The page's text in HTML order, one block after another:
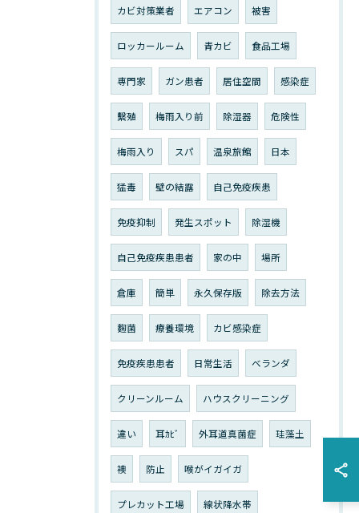
カビ対策業者 エアコン 被害
ロッカールーム 青カビ 食品工場
専門家 ガン患者 居住空間 感染症
繫殖 梅雨入り前 除湿器 危険性
梅雨入り スパ 温泉旅館 日本
猛毒 壁の結露 自己免疫疾患
免疫抑制 発生スポット 除湿機
自己免疫疾患患者 家の中 場所
倉庫 簡単 永久保存版 除去方法
麴菌 療養環境 カビ感染症
免疫疾患患者 日常生活 ベランダ
クリーンルーム ハウスクリーニング
違い 耳ｶﾋﾞ 外耳道真菌症 珪藻土
襖 防止 喉がイガイガ
プレカット工場 線状降水帯